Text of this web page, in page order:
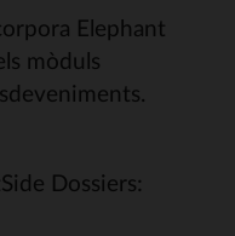
Elephant
mòduls
Dossiers: